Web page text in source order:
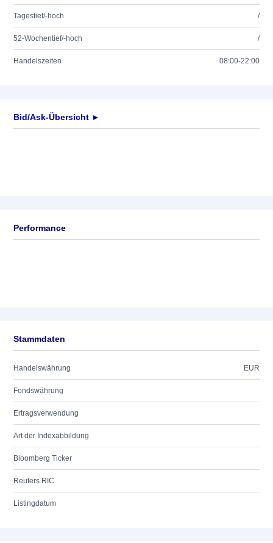
Tagestief/-hoch /
52-Wochentief/-hoch /
Handelszeiten 08:00-22:00
Bid/Ask-Übersicht ►
Performance
Stammdaten
Handelswährung EUR
Fondswährung
Ertragsverwendung
Art der Indexabbildung
Bloomberg Ticker
Reuters RIC
Listingdatum